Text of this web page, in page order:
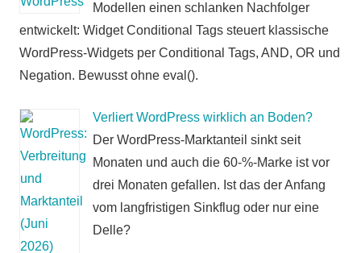
Modellen einen schlanken Nachfolger
entwickelt: Widget Conditional Tags steuert klassische
WordPress-Widgets per Conditional Tags, AND, OR und
Negation. Bewusst ohne eval().
Verliert WordPress wirklich an Boden?
Der WordPress-Marktanteil sinkt seit
Monaten und auch die 60-%-Marke ist vor
drei Monaten gefallen. Ist das der Anfang
vom langfristigen Sinkflug oder nur eine
Delle?